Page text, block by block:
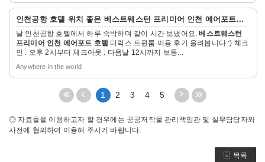
인천공항 호텔 위치 좋은 베스트웨스턴 프리미어 인천 에어포트...
날 인천공항 호텔에서 하루 숙박하며 같이 시간 보냈어요.베스트웨스턴
프리미어 인천 에어포트 호텔 디럭스 트윈룸 이용 후기 올려봅니다 :) 체크
인 : 오후 2시부터 체크아웃 : 다음날 12시까지 보통...
Anywhere in the world
자
처
음
이
지
이
전
페
이
1 2 3 4 5
다
음
페
끝
페
지
◎ 자료들을 이용하고자 할 경우에는 공공저작물 관리책임관 및 실무담당자와
사전에 협의하여 이용해 주시기 바랍니다.
목록